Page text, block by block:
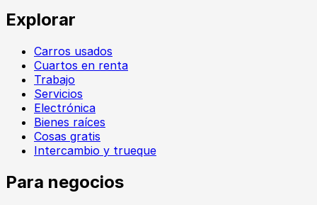
Explorar
Carros usados
Cuartos en renta
Trabajo
Servicios
Electrónica
Bienes raíces
Cosas gratis
Intercambio y trueque
Para negocios